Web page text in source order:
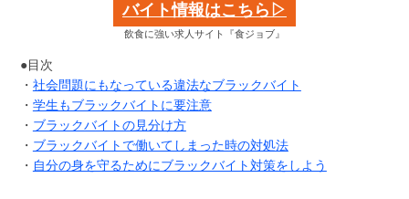
バイト情報はこちら▷
飲食に強い求人サイト『食ジョブ』
●目次
・ 社会問題にもなっている違法なブラックバイト
・ 学生もブラックバイトに要注意
・ ブラックバイトの見分け方
・ ブラックバイトで働いてしまった時の対処法
・ 自分の身を守るためにブラックバイト対策をしよう